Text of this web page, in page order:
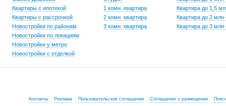
Квартиры с ипотекой
Квартиры с рассрочкой
Новостройки по районам
Новостройки по локациям
Новостройки у метро
Новостройки с отделкой
1 комн. квартира
2 комн. квартира
3 комн. квартира
Квартира до 1,5
Квартира до 2 млн
Квартира до 3 млн
Контакты Реклама Пользовательское соглашение Соглашение о размещении